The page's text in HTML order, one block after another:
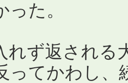
た。
ず返される
ってかわし、